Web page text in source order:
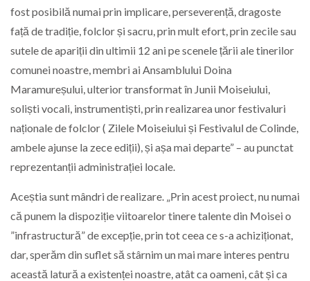
fost posibilă numai prin implicare, perseverență, dragoste
față de tradiție, folclor și sacru, prin mult efort, prin zecile sau
sutele de apariții din ultimii 12 ani pe scenele țării ale tinerilor
comunei noastre, membri ai Ansamblului Doina
Maramureșului, ulterior transformat în Junii Moiseiului,
soliști vocali, instrumentiști, prin realizarea unor festivaluri
naționale de folclor ( Zilele Moiseiului și Festivalul de Colinde,
ambele ajunse la zece ediții), și așa mai departe” – au punctat
reprezentanții administrației locale.
Aceștia sunt mândri de realizare. „Prin acest proiect, nu numai
că punem la dispoziție viitoarelor tinere talente din Moisei o
”infrastructură” de excepție, prin tot ceea ce s-a achiziționat,
dar, sperăm din suflet să stârnim un mai mare interes pentru
această latură a existenței noastre, atât ca oameni, cât și ca